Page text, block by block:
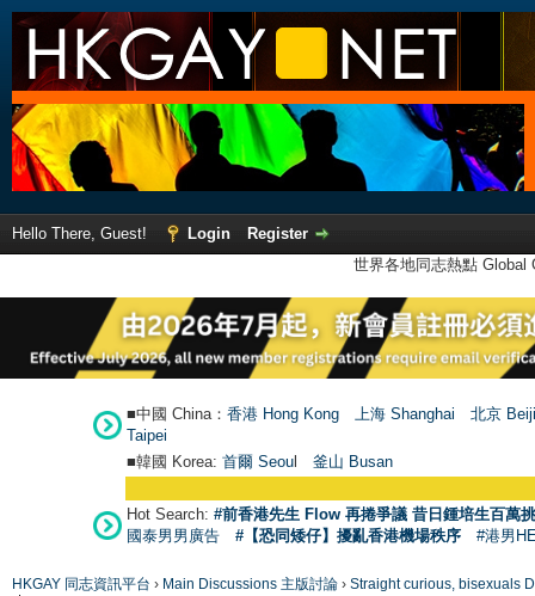
Hello There, Guest! Login
Register
世界各地同志熱點
■中國 China： 香港 Hong Kong 上海 Shanghai
北京
Taipei
■韓國 Korea: 首爾 Seoul 釜山 Busan
Hot Search: #前香港先生 Flow 再捲爭議 昔日鍾培生百萬
國泰男男廣告
#【恐同矮仔】擾亂香港機場秩序 #港男
HKGAY 同志資訊平台 › Main Discussions 主版討論 › Straight curious, bisexuals